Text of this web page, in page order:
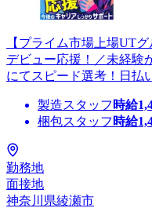
【プライム市場上場UT
デビュー応援！／未経験
にてスピード選考！日払
製造スタッフ 時給
梱包スタッフ 時給
勤務地
面接地
神奈川県綾瀬市